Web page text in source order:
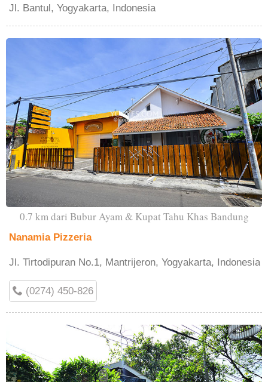
Jl. Bantul, Yogyakarta, Indonesia
0.7 km dari Bubur Ayam & Kupat Tahu Khas Bandung
Nanamia Pizzeria
Jl. Tirtodipuran No.1, Mantrijeron, Yogyakarta, Indonesia
(0274) 450-826